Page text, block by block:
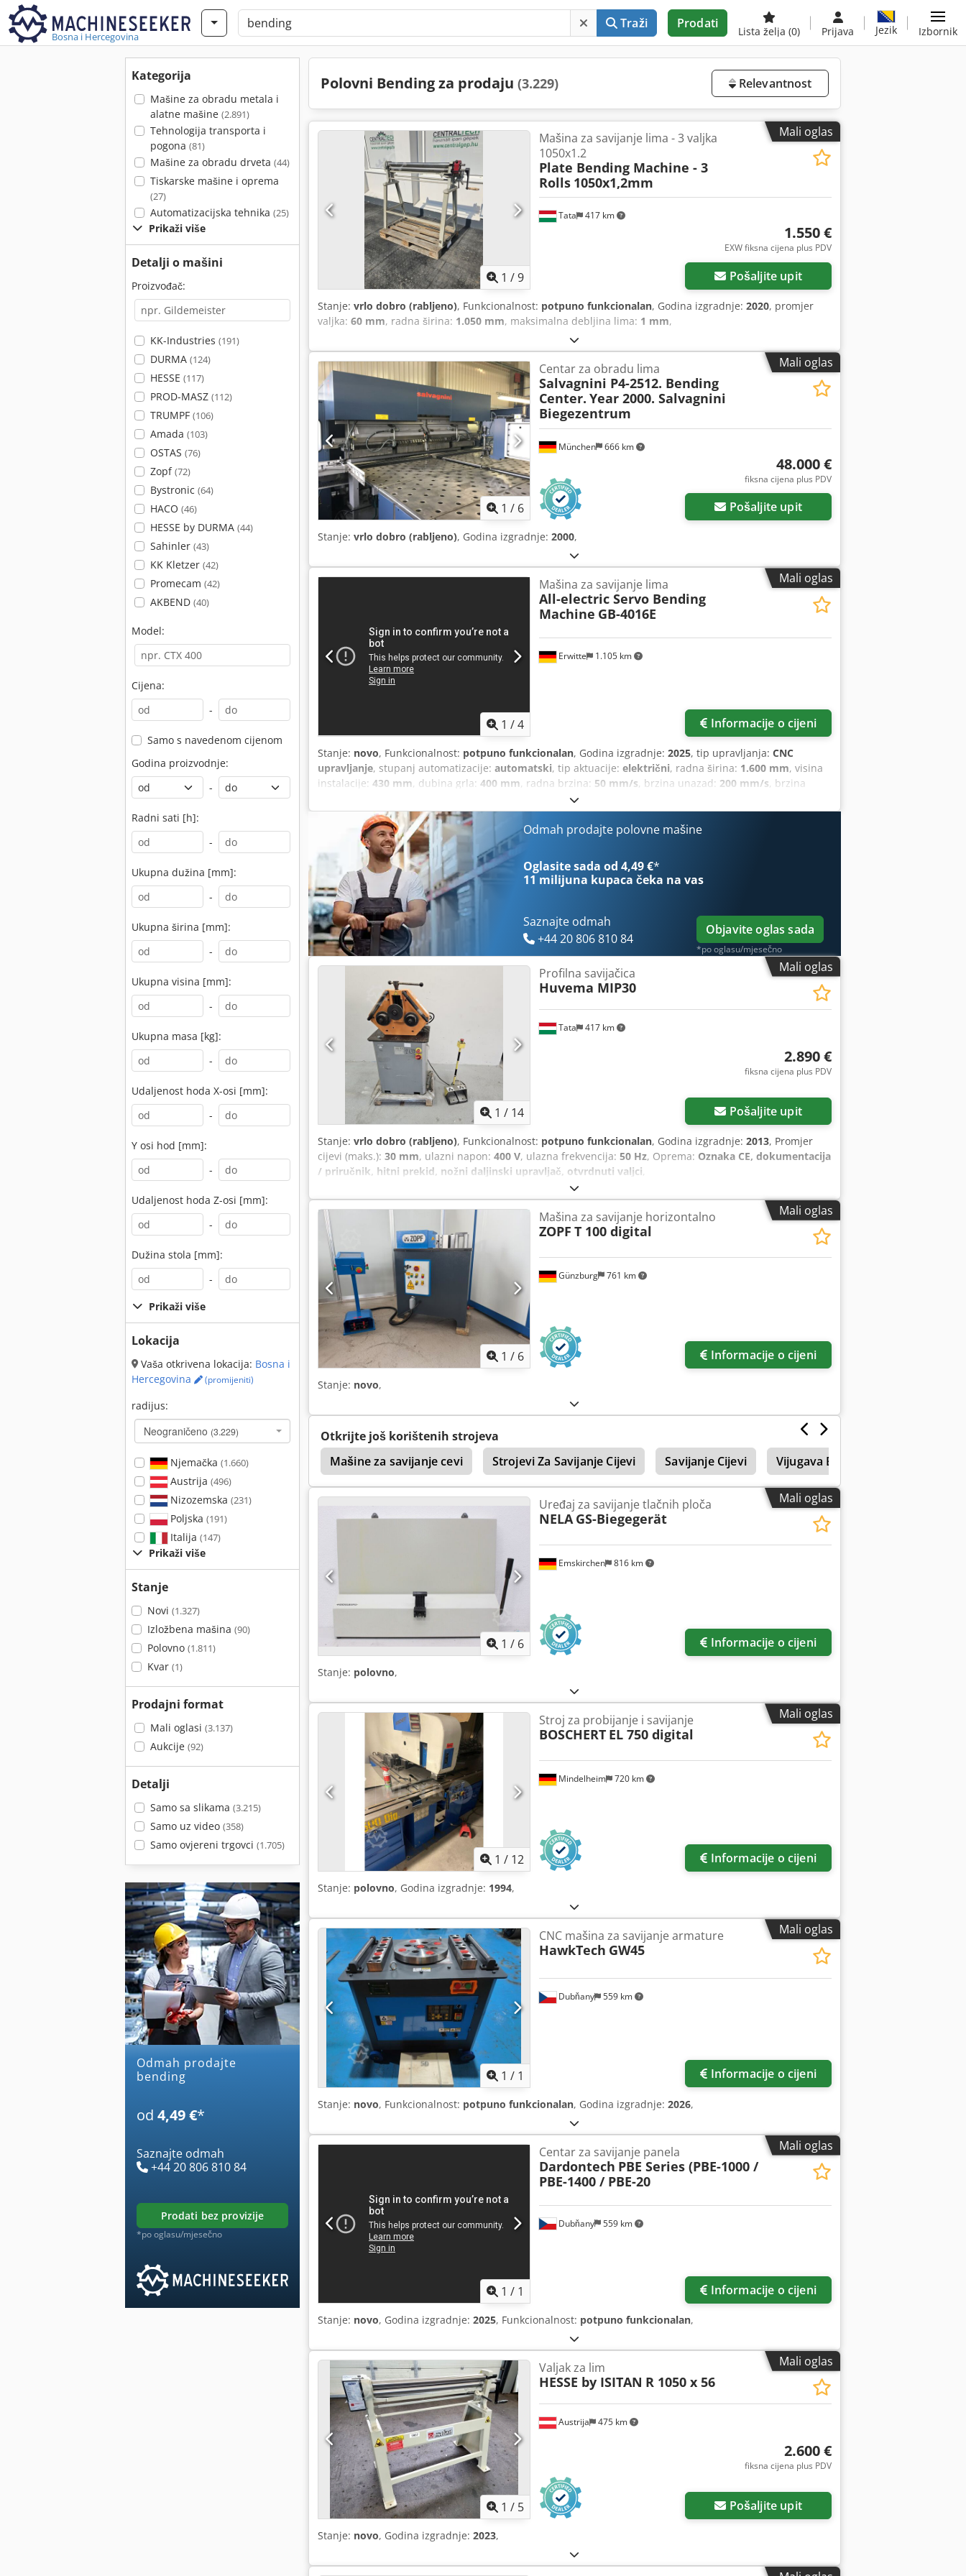
Bosna i Hercegovina
Traži Prodati
Lista želja (0) Prijava Jezik Izbornik
Kategorija
Mašine za obradu metala i
alatne mašine (2.891)
Tehnologija transporta i
pogona (81)
Mašine za obradu drveta (44)
Tiskarske mašine i oprema
(27)
Automatizacijska tehnika (25)
Prikaži više
Detalji o mašini
Proizvođač:
KK-Industries (191)
DURMA (124)
HESSE (117)
PROD-MASZ (112)
TRUMPF (106)
Amada (103)
OSTAS (76)
Zopf(72)
Bystronic (64)
HACO (46)
HESSE by DURMA (44)
Sahinler (43)
KK Kletzer (42)
Promecam (42)
AKBEND (40)
Model:
Cijena:
-
Samo s navedenom cijenom
Godina proizvodnje:
-
Radni sati [h]:
-
Ukupna dužina [mm]:
-
Ukupna širina [mm]:
-
Ukupna visina [mm]:
-
Ukupna masa [kg]:
-
Udaljenost hoda X-osi [mm]:
-
Y osi hod [mm]:
-
Udaljenost hoda Z-osi [mm]:
-
Dužina stola [mm]:
-
Prikaži više
Lokacija
Vaša otkrivena lokacija: Bosna i
Hercegovina
(promijeniti)
radijus:
Neograničeno (3.229)
Njemačka (1.660)
Austrija (496)
Nizozemska (231)
Poljska (191)
Italija (147)
Prikaži više
Stanje
Novi (1.327)
Izložbena mašina (90)
Polovno (1.811)
Kvar (1)
Prodajni format
Mali oglasi (3.137)
Aukcije (92)
Detalji
Samo sa slikama (3.215)
Samo uz video (358)
Samo ovjereni trgovci (1.705)
Odmah prodajte
bending
od 4,49 €*
Saznajte odmah
+44 20 806 810 84
prodati bez provizije
*po oglasu/mjesečno
Polovni Bending za prodaju (3.229) Relevantnost
Mali oglas
1 /9
Tata 417 km
Mašina za savijanje lima - 3 valjka
1050x1.2
Plate Bending Machine - 3
Rolls 1050x1,2mm
1.550 €
EXW fiksna cijena plus PDV
Pošaljite upit
Stanje: vrlo dobro (rabljeno), Funkcionalnost: potpuno funkcionalan, Godina izgradnje: 2020, promjer
valjka: 60 mm, radna širina: 1.050 mm, maksimalna debljina lima: 1 mm,
Mali oglas
1 / 6
München 666 km
Centar za obradu lima
Salvagnini P4-2512. Bending
Center. Year 2000. Salvagnini
Biegezentrum
48.000 €
fiksna cijena plus PDV
Pošaljite upit
Stanje: vrlo dobro (rabljeno), Godina izgradnje: 2000,
Mali oglas
1 /4
Erwitte 1.105 km
Mašina za savijanje lima
All-electric Servo Bending
Machine GB-4016E
Informacije o cijeni
Stanje: novo, Funkcionalnost: potpuno funkcionalan, Godina izgradnje: 2025, tip upravljanja: CNC
upravljanje, stupanj automatizacije: automatski, tip aktuacije: električni, radna širina: 1.600 mm, visina
instalacije: 430 mm, dubina grla: 400 mm, radna brzina: 50 mm/s, brzina unazad: 200 mm/s, brzina
3.500 kg
1.700 mm, ukupna visina:2.220 mm, snaga:17,3 kW (23,52 KS), jamstveni rok:24 mjeseci, Oprema:
Oznaka CE, Odmah prodajte polovne mašine
Oglasite sada od 4,49 €*
11 milijuna kupaca čeka na vas
Saznajte odmah
+44 20 806 810 84
Objavite oglas sada
*po oglasu/mjesečno
Mali oglas
1 / 14
Tata 417 km
Profilna savijačica
Huvema MIP30
2.890 €
fiksna cijena plus PDV
Pošaljite upit
Stanje: vrlo dobro (rabljeno), Funkcionalnost: potpuno funkcionalan, Godina izgradnje: 2013, Promjer
cijevi (maks.): 30 mm, ulazni napon: 400 V, ulazna frekvencija: 50 Hz, Oprema: Oznaka CE, dokumentacija
/ priručnik, hitni prekid, nožni daljinski upravljač, otvrdnuti valjci,
Mali oglas
1 / 6
Günzburg 761 km
Mašina za savijanje horizontalno
ZOPF T 100 digital
Informacije o cijeni
Stanje: novo,
Otkrijte još korištenih strojeva
Mašine za savijanje cevi
Strojevi Za Savijanje Cijevi Savijanje Cijevi Vijugava Brazda Cijevi
Anilox Valjka
Mali oglas
1 / 6
Emskirchen 816 km
Uređaj za savijanje tlačnih ploča
NELA GS-Biegegerät
Informacije o cijeni
Stanje: polovno,
Mali oglas
1 / 12
Mindelheim 720 km
Stroj za probijanje i savijanje
BOSCHERT EL 750 digital
Informacije o cijeni
Stanje: polovno, Godina izgradnje: 1994,
Mali oglas
1 / 1
Dubňany 559 km
CNC mašina za savijanje armature
HawkTech GW45
Informacije o cijeni
Stanje: novo, Funkcionalnost: potpuno funkcionalan, Godina izgradnje: 2026,
Mali oglas
1 / 1
Dubňany 559 km
Centar za savijanje panela
Dardontech PBE Series (PBE-1000 /
PBE-1400 / PBE-20
Informacije o cijeni
Stanje: novo, Godina izgradnje: 2025, Funkcionalnost: potpuno funkcionalan,
Mali oglas
1 / 5
Austrija 475 km
Valjak za lim
HESSE by ISITAN R 1050 x 56
2.600 €
fiksna cijena plus PDV
Pošaljite upit
Stanje: novo, Godina izgradnje: 2023,